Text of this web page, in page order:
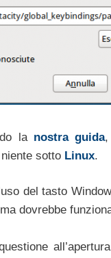
la nostra guida,
sotto Linux.
del tasto
dovrebbe